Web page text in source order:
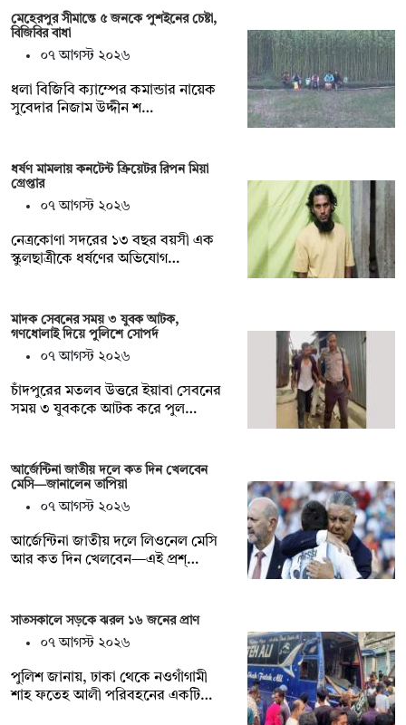
মেহেরপুর সীমান্তে ৫ জনকে পুশইনের চেষ্টা,
বিজিবির বাধা
০৭ আগস্ট ২০২৬
ধলা বিজিবি ক্যাম্পের কমান্ডার নায়েক
সুবেদার নিজাম উদ্দীন শ…
ধর্ষণ মামলায় কনটেন্ট ক্রিয়েটর রিপন মিয়া
গ্রেপ্তার
০৭ আগস্ট ২০২৬
নেত্রকোণা সদরের ১৩ বছর বয়সী এক
স্কুলছাত্রীকে ধর্ষণের অভিযোগ…
মাদক সেবনের সময় ৩ যুবক আটক,
গণধোলাই দিয়ে পুলিশে সোপর্দ
০৭ আগস্ট ২০২৬
চাঁদপুরের মতলব উত্তরে ইয়াবা সেবনের
সময় ৩ যুবককে আটক করে পুল…
আর্জেন্টিনা জাতীয় দলে কত দিন খেলবেন
মেসি—জানালেন তাপিয়া
০৭ আগস্ট ২০২৬
আর্জেন্টিনা জাতীয় দলে লিওনেল মেসি
আর কত দিন খেলবেন—এই প্রশ্…
সাতসকালে সড়কে ঝরল ১৬ জনের প্রাণ
০৭ আগস্ট ২০২৬
পুলিশ জানায়, ঢাকা থেকে নওগাঁগামী
শাহ ফতেহ আলী পরিবহনের একটি…